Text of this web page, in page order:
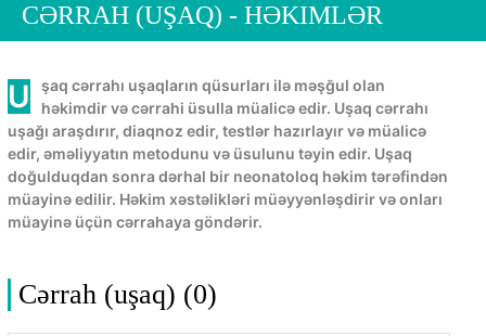
CƏRRAH (UŞAQ) - HƏKIMLƏR
Uşaq cərrahı uşaqların qüsurları ilə məşğul olan
həkimdir və cərrahi üsulla müalicə edir. Uşaq cərrahı
uşağı araşdırır, diaqnoz edir, testlər hazırlayır və müalicə
edir, əməliyyatın metodunu və üsulunu təyin edir. Uşaq
doğulduqdan sonra dərhal bir neonatoloq həkim tərəfindən
müayinə edilir. Həkim xəstəlikləri müəyyənləşdirir və onları
müayinə üçün cərrahaya göndərir.
Cərrah (uşaq) (0)